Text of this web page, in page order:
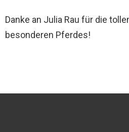
Danke an Julia Rau für die
besonderen Pferdes!